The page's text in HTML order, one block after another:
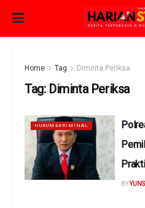
Home Tag Diminta Periksa
Tag: Diminta Periksa
HUKUM&KRIMINAL
BY